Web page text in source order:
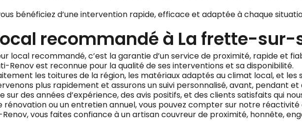
bénéficiez d’une intervention rapide, efficace et adaptée à chaque
recommandé à La frette-sur-
local recommandé, c’est la garantie d’un service de proximité, rapide et
Renov est reconnue pour la qualité de ses interventions et sa disponibilité.
les toitures de la région, les matériaux adaptés au climat local, et
plus rapidement et assurons un suivi personnalisé, avant, pendant et
des années d’expérience, des avis positifs, et des clients satisfaits qui
rénovation ou un entretien annuel, vous pouvez compter sur notre
vous faites confiance à un artisan couvreur de proximité, honnête,